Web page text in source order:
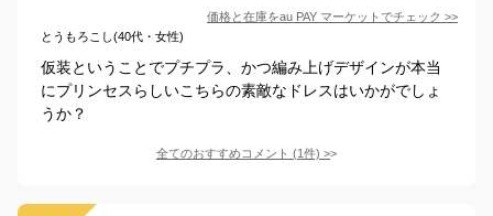
価格と在庫をau PAY マーケット でチェック >>
とうもろこし(40代・女性)
仮装ということでプチプラ、かつ編み上げデザインが本当
にプリンセスらしいこちらの素敵なドレスはいかがでしょ
うか？
全てのおすすめコメント (1件) >